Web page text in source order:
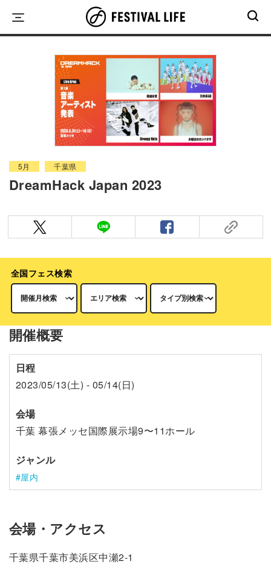
content
5月 千葉県
DreamHack Japan 2023
全国フェス検索
開催概要
日程
2023/05/13(土) - 05/14(日)
会場
千葉 幕張メッセ国際展示場9〜11ホール
ジャンル
屋内
会場・アクセス
千葉県千葉市美浜区中瀬2-1